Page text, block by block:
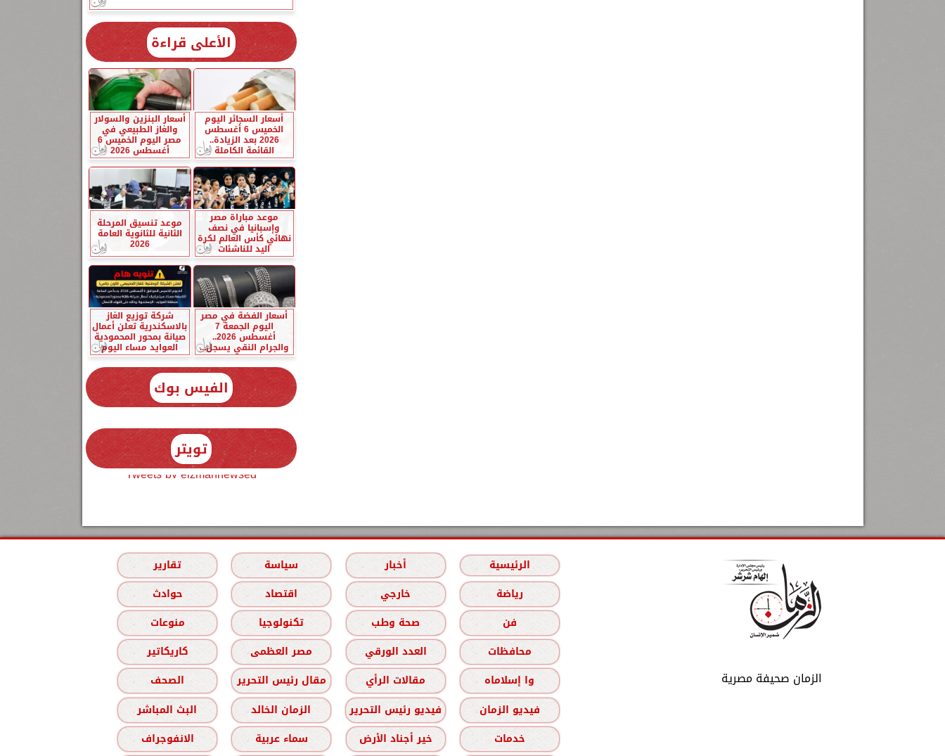
الأعلى قراءة
أسعار السجائر اليوم
الخميس 6 أغسطس
2026 بعد الزيادة..
القائمة الكاملة
أسعار البنزين والسولار
والغاز الطبيعي في
مصر اليوم الخميس 6
أغسطس 2026
موعد مباراة مصر
وإسبانيا في نصف
نهائي كأس العالم لكرة
اليد للناشئات
موعد تنسيق المرحلة
الثانية للثانوية العامة
2026
أسعار الفضة في مصر
اليوم الجمعة 7
أغسطس 2026..
والجرام النقي يسجل...
شركة توزيع الغاز
بالاسكندرية تعلن أعمال
صيانة بمحور المحمودية
العوايد مساء اليوم
الفيس بوك
تويتر
Tweets by elzmannewseg
الزمان صحيفة مصرية
الرئيسية أخبار سياسة
تقارير
رياضة
خارجي اقتصاد
حوادث
فن
صحة وطب تكنولوجيا
منوعات
محافظات
العدد الورقي مصر العظمى
كاريكاتير
وا إسلاماه
مقالات الرأي مقال رئيس التحرير
الصحف
فيديو الزمان
فيديو رئيس التحرير الزمان الخالد
البث المباشر
خدمات
خير أجناد الأرض سماء عربية الانفوجراف